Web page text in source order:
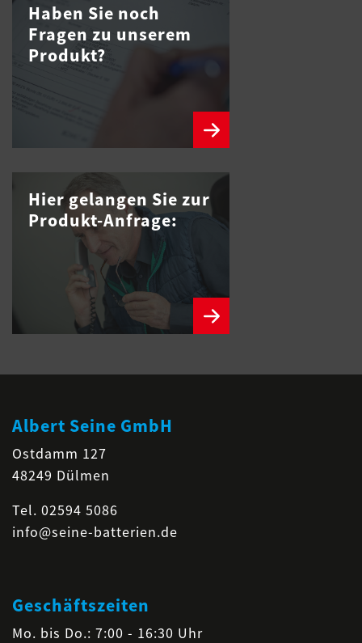
Haben Sie noch
Fragen zu unserem
Produkt?
Hier gelangen Sie zur
Produkt-Anfrage:
Albert Seine GmbH
Ostdamm 127
48249 Dülmen
Tel. 02594 5086
info@seine-batterien.de
Geschäftszeiten
Mo. bis Do.: 7:00 - 16:30 Uhr